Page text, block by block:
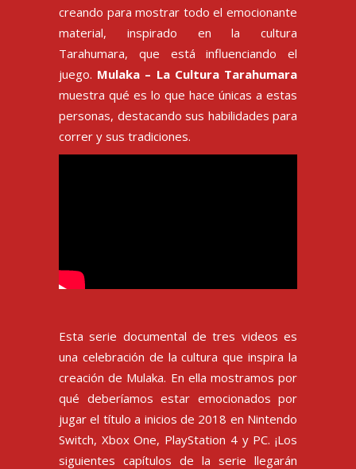
creando para mostrar todo el emocionante
material, inspirado en la cultura
Tarahumara, que está influenciando el
juego. Mulaka – La Cultura Tarahumara
muestra qué es lo que hace únicas a estas
personas, destacando sus habilidades para
correr y sus tradiciones.
Esta serie documental de tres videos es
una celebración de la cultura que inspira la
creación de Mulaka. En ella mostramos por
qué deberíamos estar emocionados por
jugar el título a inicios de 2018 en Nintendo
Switch, Xbox One, PlayStation 4 y PC. ¡Los
siguientes capítulos de la serie llegarán